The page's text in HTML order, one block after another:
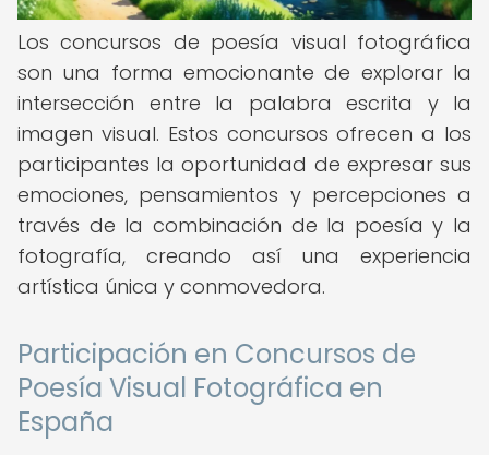
Los concursos de poesía visual fotográfica
son una forma emocionante de explorar la
intersección entre la palabra escrita y la
imagen visual. Estos concursos ofrecen a los
participantes la oportunidad de expresar sus
emociones, pensamientos y percepciones a
través de la combinación de la poesía y la
fotografía, creando así una experiencia
artística única y conmovedora.
Participación en Concursos de
Poesía Visual Fotográfica en
España